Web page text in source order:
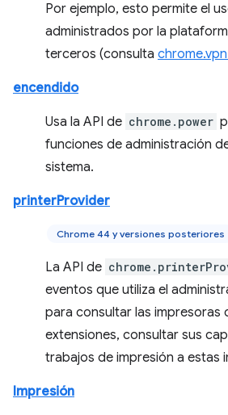
Por ejemplo, esto permite el
administrados por la
terceros (consulta
encendido
Usa la API de chrome.power
funciones de administración
sistema.
printerProvider
Chrome 44 y versiones posteriores
La API de
eventos que utiliza el
para consultar las impresoras
extensiones, consultar sus
trabajos de impresión a estas
Impresión